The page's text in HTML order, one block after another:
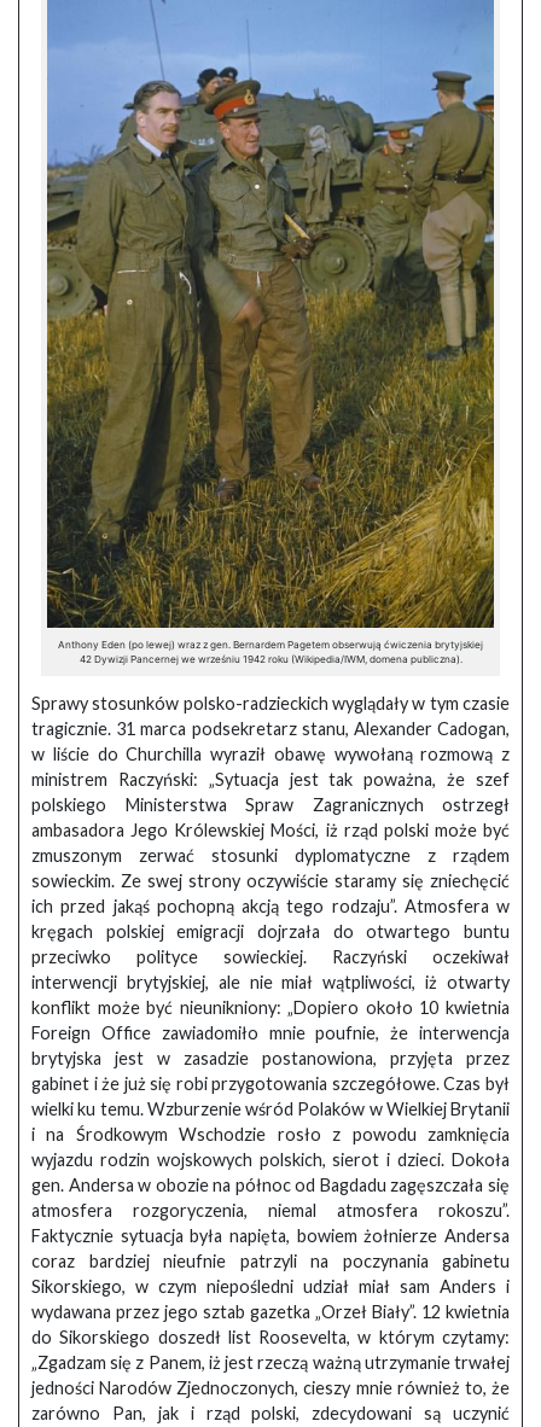
Anthony Eden (po lewej) wraz z gen. Bernardem Pagetem obserwują ćwiczenia brytyjskiej
42 Dywizji Pancernej we wrześniu 1942 roku (Wikipedia/IWM, domena publiczna).
Sprawy stosunków polsko-radzieckich wyglądały w tym czasie
tragicznie. 31 marca podsekretarz stanu, Alexander Cadogan,
w liście do Churchilla wyraził obawę wywołaną rozmową z
ministrem Raczyński: „Sytuacja jest tak poważna, że szef
polskiego Ministerstwa Spraw Zagranicznych ostrzegł
ambasadora Jego Królewskiej Mości, iż rząd polski może być
zmuszonym zerwać stosunki dyplomatyczne z rządem
sowieckim. Ze swej strony oczywiście staramy się zniechęcić
ich przed jakąś pochopną akcją tego rodzaju”. Atmosfera w
kręgach polskiej emigracji dojrzała do otwartego buntu
przeciwko polityce sowieckiej. Raczyński oczekiwał
interwencji brytyjskiej, ale nie miał wątpliwości, iż otwarty
konflikt może być nieunikniony: „Dopiero około 10 kwietnia
Foreign Office zawiadomiło mnie poufnie, że interwencja
brytyjska jest w zasadzie postanowiona, przyjęta przez
gabinet i że już się robi przygotowania szczegółowe. Czas był
wielki ku temu. Wzburzenie wśród Polaków w Wielkiej Brytanii
i na Środkowym Wschodzie rosło z powodu zamknięcia
wyjazdu rodzin wojskowych polskich, sierot i dzieci. Dokoła
gen. Andersa w obozie na północ od Bagdadu zagęszczała się
atmosfera rozgoryczenia, niemal atmosfera rokoszu”.
Faktycznie sytuacja była napięta, bowiem żołnierze Andersa
coraz bardziej nieufnie patrzyli na poczynania gabinetu
Sikorskiego, w czym niepośledni udział miał sam Anders i
wydawana przez jego sztab gazetka „Orzeł Biały”. 12 kwietnia
do Sikorskiego doszedł list Roosevelta, w którym czytamy:
„Zgadzam się z Panem, iż jest rzeczą ważną utrzymanie trwałej
jedności Narodów Zjednoczonych, cieszy mnie również to, że
zarówno Pan, jak i rząd polski, zdecydowani są uczynić